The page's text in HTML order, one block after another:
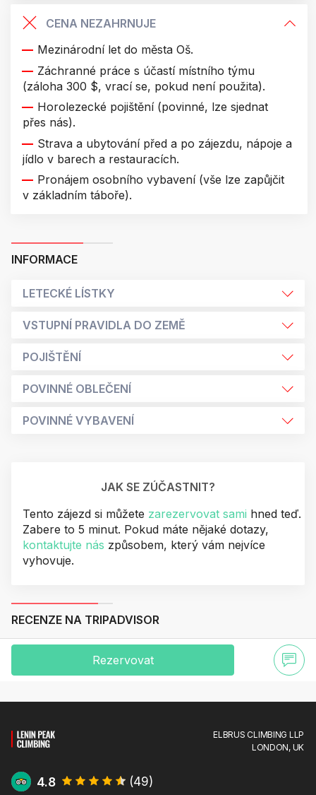
CENA NEZAHRNUJE
Mezinárodní let do města Oš.
Záchranné práce s účastí místního týmu
(záloha 300 $, vrací se, pokud není použita).
Horolezecké pojištění (povinné, lze sjednat
přes nás).
Strava a ubytování před a po zájezdu, nápoje a
jídlo v barech a restauracích.
Pronájem osobního vybavení (vše lze zapůjčit
v základním táboře).
INFORMACE
LETECKÉ LÍSTKY
VSTUPNÍ PRAVIDLA DO ZEMĚ
POJIŠTĚNÍ
POVINNÉ OBLEČENÍ
POVINNÉ VYBAVENÍ
JAK SE ZÚČASTNIT?
Tento zájezd si můžete zarezervovat sami hned teď.
Zabere to 5 minut. Pokud máte nějaké dotazy,
kontaktujte nás způsobem, který vám nejvíce
vyhovuje.
RECENZE NA TRIPADVISOR
Rezervovat
ELBRUS CLIMBING LLP
LONDON, UK
4.8 (49)